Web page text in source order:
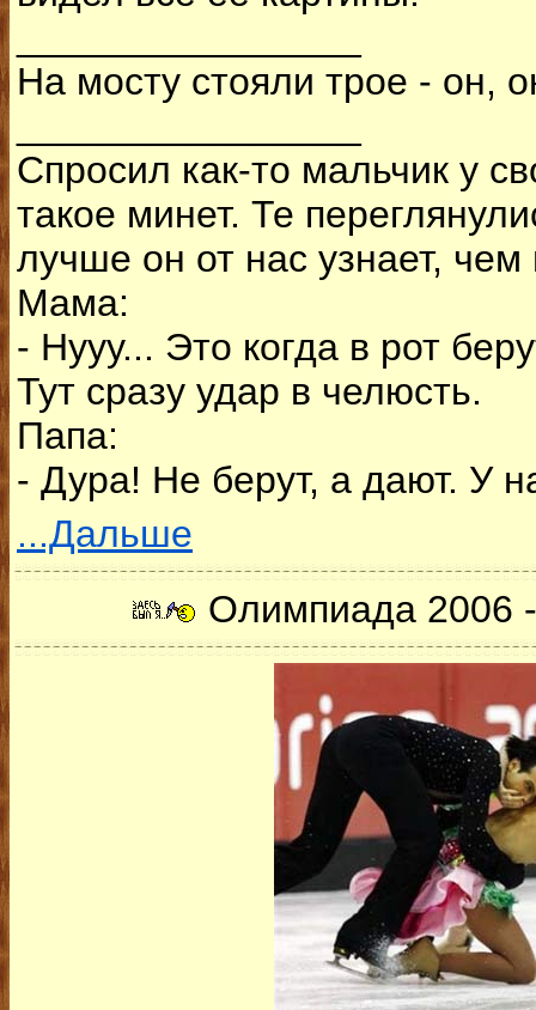
На мосту стояли трое - он,
Спросил как-то мальчик у
такое минет. Те
лучше он от нас узнает, чем
Мама:
- Нууу... Это когда в рот
Тут сразу удар в челюсть.
Папа:
- Дура! Не берут, а дают. У
...Дальше
Олимпиада 2006